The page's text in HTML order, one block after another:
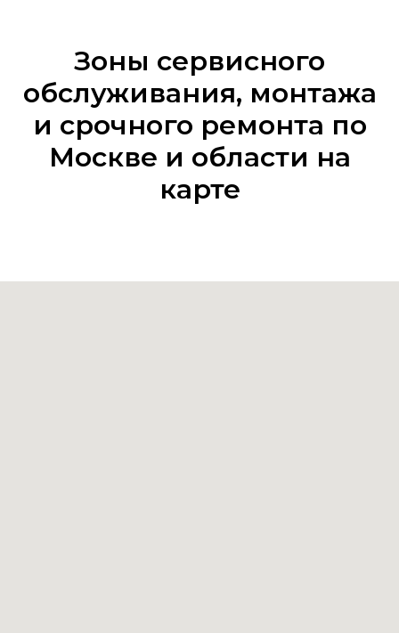
Зоны сервисного
обслуживания, монтажа
и срочного ремонта по
Москве и области на
карте